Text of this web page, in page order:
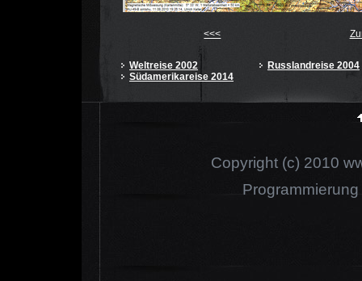
<<<
Weltreise 2002
Russlandreise 2004
Südamerikareise 2014
Copyright (c) 2010